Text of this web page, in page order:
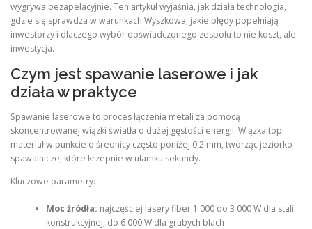
wygrywa bezapelacyjnie. Ten artykuł wyjaśnia, jak działa technologia,
gdzie się sprawdza w warunkach Wyszkowa, jakie błędy popełniają
inwestorzy i dlaczego wybór doświadczonego zespołu to nie koszt, ale
inwestycja.
Czym jest spawanie laserowe i jak
działa w praktyce
Spawanie laserowe to proces łączenia metali za pomocą
skoncentrowanej wiązki światła o dużej gęstości energii. Wiązka topi
materiał w punkcie o średnicy często poniżej 0,2 mm, tworząc jeziorko
spawalnicze, które krzepnie w ułamku sekundy.
Kluczowe parametry:
Moc źródła: najczęściej lasery fiber 1 000 do 3 000 W dla stali
konstrukcyjnej, do 6 000 W dla grubych blach